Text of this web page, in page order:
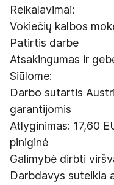
Reikalavimai:
Vokiečių kalbos
Patirtis darbe
Atsakingumas ir
Siūlome:
Darbo sutartis
garantijomis
Atlyginimas: 17,60
piniginė
Galimybė dirbti
Darbdavys suteikia